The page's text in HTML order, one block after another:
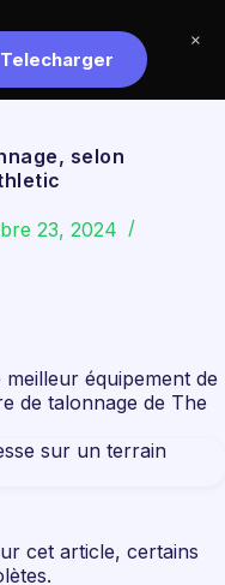
selon
23, 2024
meilleur équipement de
de talonnage de The
cet article, certains
Telecharger
×